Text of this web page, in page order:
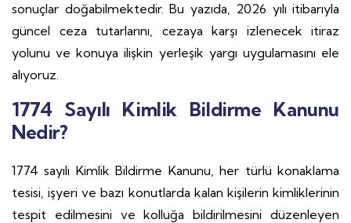
sonuçlar doğabilmektedir. Bu yazıda, 2026 yılı itibarıyla
güncel ceza tutarlarını, cezaya karşı izlenecek itiraz
yolunu ve konuya ilişkin yerleşik yargı uygulamasını ele
alıyoruz.
1774 Sayılı Kimlik Bildirme Kanunu
Nedir?
1774 sayılı Kimlik Bildirme Kanunu, her türlü konaklama
tesisi, işyeri ve bazı konutlarda kalan kişilerin kimliklerinin
tespit edilmesini ve kolluğa bildirilmesini düzenleyen